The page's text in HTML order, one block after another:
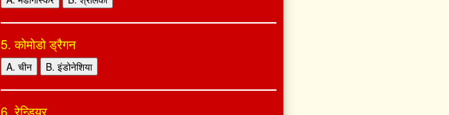
5. कोमोडो ड्रैगन
A. चीन B. इंडोनेशिया
6. रेन्डियर